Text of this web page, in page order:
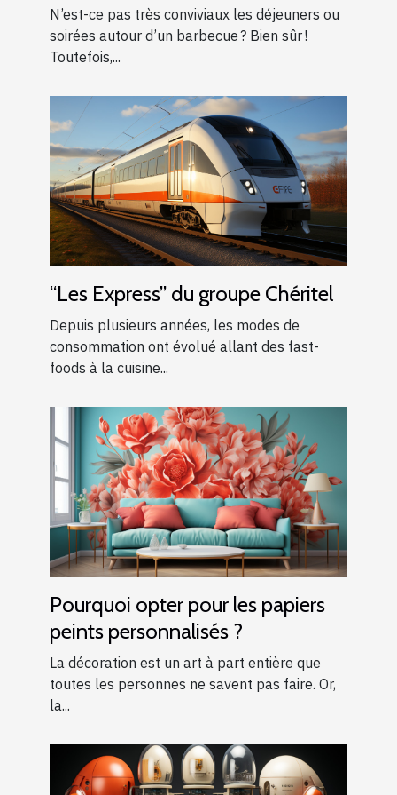
barbecue ?
N’est-ce pas très conviviaux les déjeuners ou
soirées autour d’un barbecue ? Bien sûr !
Toutefois,...
“Les Express” du groupe Chéritel
Depuis plusieurs années, les modes de
consommation ont évolué allant des fast-
foods à la cuisine...
Pourquoi opter pour les papiers
peints personnalisés ?
La décoration est un art à part entière que
toutes les personnes ne savent pas faire. Or,
la...